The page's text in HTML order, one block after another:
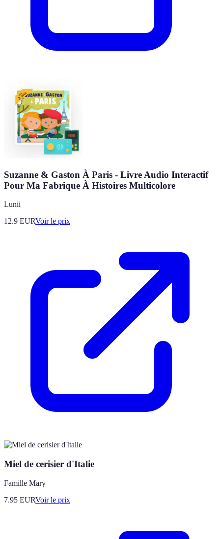
Suzanne & Gaston À Paris - Livre Audio Interactif
Pour Ma Fabrique À Histoires Multicolore
Lunii
12.9 EURVoir le prix
Miel de cerisier d'Italie
Famille Mary
7.95 EURVoir le prix